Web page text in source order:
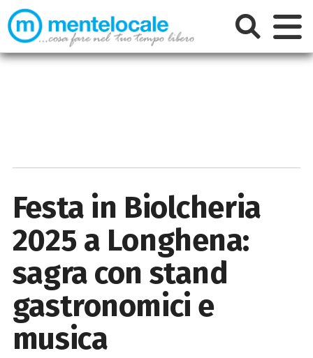
Festa in Biolcheria
2025 a Longhena:
sagra con stand
gastronomici e
musica